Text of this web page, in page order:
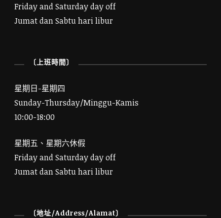
Friday and Saturday day off
Jumat dan Sabtu hari libur
〔上班時間〕
星期日-星期四
Sunday-Thursday/Minggu-Kamis
10:00-18:00
星期五、星期六休假
Friday and Saturday day off
Jumat dan Sabtu hari libur
〔地址/Address/Alamat〕